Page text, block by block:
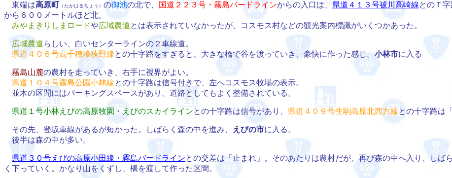
東端は高原町 （たかはるちょう） の御池の北で、 国道２２３号・霧島バードラインからの入口は、県道４１３号祓川高崎線とのＴ
から６００メートルほど北。
みやまきりしまロードや広域農道とは表示されていなかったが、コスモス村などの観光案内標識がいくつかあった。
広域農道らしい、白いセンターラインの２車線道。
県道４０６号高千穂峰狭野線との十字路をすぎると、大きな橋で谷を渡っていき、豪快に作った感じ。小林市に入る
霧島山麓の農村を走っていき、右手に視界がよい。
県道１０４号霧島公園小林線との十字路は信号付きで、左へコスモス牧場の表示。
並木の区間にはパーキングスペースがあり、道路としてもよく整備されている。
県道１号小林えびの高原牧園・えびのスカイラインとの十字路は信号があり、 県道４０９号生駒高原北西方線との十字路は
その先、登坂車線があるが短かった。しばらく森の中を進み、 えびの市に入る。
後半は森の中が多い。
県道３０号えびの高原小田線・霧島バードラインとの交差は「止まれ」。そのあたりは農村だが、再び森の中へ入り、しばら
く下っていく。かなり山をくずし、橋を渡して作った区間。